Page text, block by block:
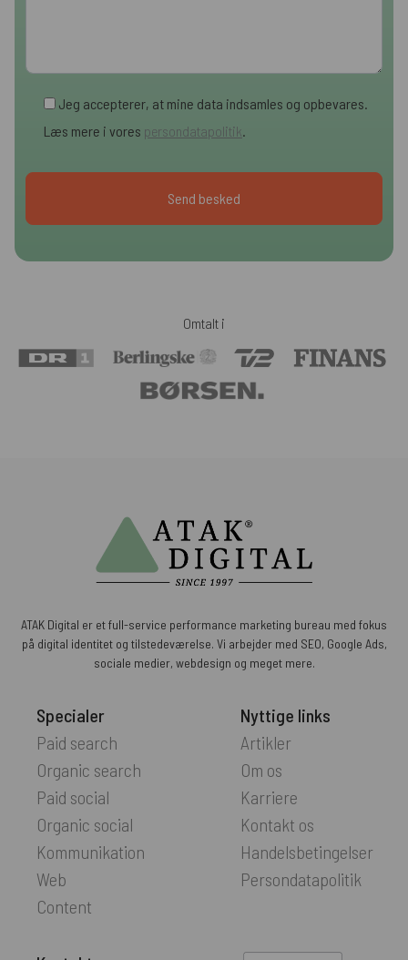
Jeg accepterer, at mine data indsamles og opbevares.
Læs mere i vores persondatapolitik.
Omtalt i
ATAK Digital er et full-service performance marketing bureau med fokus
på digital identitet og tilstedeværelse. Vi arbejder med SEO, Google Ads,
sociale medier, webdesign og meget mere.
Specialer
Paid search
Organic search
Paid social
Organic social
Kommunikation
Web
Content
Nyttige links
Artikler
Om os
Karriere
Kontakt os
Handelsbetingelser
Persondatapolitik